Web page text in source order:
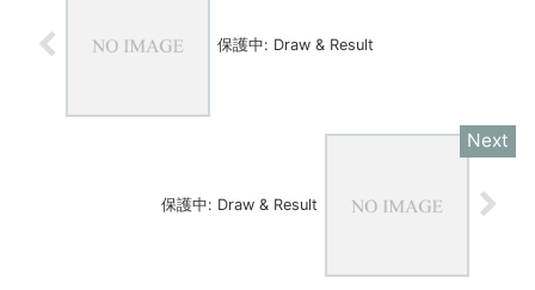
保護中: Draw & Result
保護中: Draw & Result